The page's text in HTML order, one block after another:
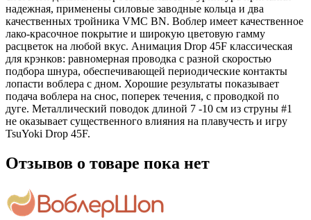
надежная, применены силовые заводные кольца и два
качественных тройника VMC BN. Воблер имеет качественное
лако-красочное покрытие и широкую цветовую гамму
расцветок на любой вкус. Анимация Drop 45F классическая
для крэнков: равномерная проводка с разной скоростью
подбора шнура, обеспечивающей периодические контакты
лопасти воблера с дном. Хорошие результаты показывает
подача воблера на снос, поперек течения, с проводкой по
дуге. Металлический поводок длиной 7 -10 см из струны #1
не оказывает существенного влияния на плавучесть и игру
TsuYoki Drop 45F.
Отзывов о товаре пока нет